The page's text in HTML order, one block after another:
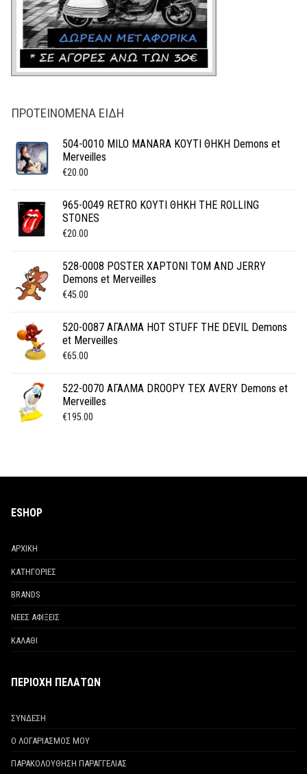
ΠΡΟΤΕΙΝΌΜΕΝΑ ΕΊΔΗ
504-0010 MILO MANARA ΚΟΥΤΙ ΘΗΚΗ Demons et
Merveilles
€20.00
965-0049 RETRO ΚΟΥΤΙ ΘΗΚΗ THE ROLLING
STONES
€20.00
528-0008 POSTER ΧΑΡΤΟΝΙ TOM AND JERRY
Demons et Merveilles
€45.00
520-0087 ΑΓΑΛΜΑ HOT STUFF THE DEVIL Demons
et Merveilles
€65.00
522-0070 ΑΓΑΛΜΑ DROOPY TEX AVERY Demons et
Merveilles
€195.00
ESHOP
ΑΡΧΙΚΗ
ΚΑΤΗΓΟΡΙΕΣ
BRANDS
ΝΕΕΣ ΑΦΙΞΕΙΣ
ΚΑΛΑΘΙ
ΠΕΡΙΟΧΗ ΠΕΛΑΤΩΝ
ΣΥΝΔΕΣΗ
Ο ΛΟΓΑΡΙΑΣΜΟΣ ΜΟΥ
ΠΑΡΑΚΟΛΟΥΘΗΣΗ ΠΑΡΑΓΓΕΛΙΑΣ